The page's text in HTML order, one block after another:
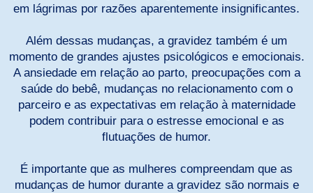
em lágrimas por razões aparentemente insignificantes.
Além dessas mudanças, a gravidez também é um
momento de grandes ajustes psicológicos e emocionais.
A ansiedade em relação ao parto, preocupações com a
saúde do bebê, mudanças no relacionamento com o
parceiro e as expectativas em relação à maternidade
podem contribuir para o estresse emocional e as
flutuações de humor.
É importante que as mulheres compreendam que as
mudanças de humor durante a gravidez são normais e